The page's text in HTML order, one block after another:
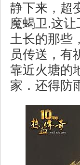
静下来，超
魔蝎卫.这
土长的那些
员传送，有
靠近火塘的
家．还得防